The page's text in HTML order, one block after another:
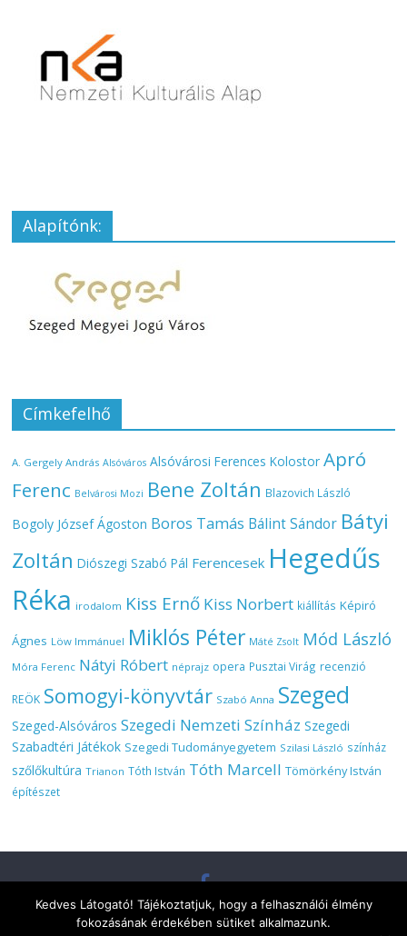
Alapítónk:
Címkefelhő
A. Gergely András Alsóváros Alsóvárosi Ferences Kolostor Apró
Ferenc Belvárosi Mozi Bene Zoltán Blazovich László
Bogoly József Ágoston Boros Tamás Bálint Sándor Bátyi
Zoltán Diószegi Szabó Pál Ferencesek Hegedűs
Réka irodalom Kiss Ernő Kiss Norbert kiállítás Képiró
Ágnes Löw Immánuel Miklós Péter Máté Zsolt Mód László
Móra Ferenc Nátyi Róbert néprajz opera Pusztai Virág recenzió
REÖK Somogyi-könyvtár Szabó Anna Szeged
Szeged-Alsóváros Szegedi Nemzeti Színház Szegedi
Szabadtéri Játékok Szegedi Tudományegyetem Szilasi László színház
szőlőkultúra Trianon Tóth István Tóth Marcell Tömörkény István
építészet
Copyright © 2026Szeged várostörténeti és kulturális folyóirat
rights reserved.
Kedves Látogató! Tájékoztatjuk, hogy a felhasználói élmény
fokozásának érdekében sütiket alkalmazunk.